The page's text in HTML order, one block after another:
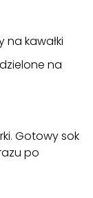
na kawałki
na
Gotowy sok
po